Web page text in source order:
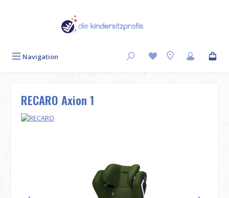
Navigation
RECARO Axion 1